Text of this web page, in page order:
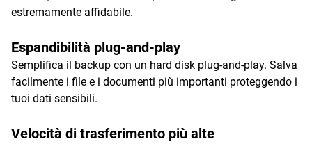
estremamente affidabile.
Espandibilità plug-and-play
Semplifica il backup con un hard disk plug-and-play. Salva
facilmente i file e i documenti più importanti proteggendo i
tuoi dati sensibili.
Velocità di trasferimento più alte